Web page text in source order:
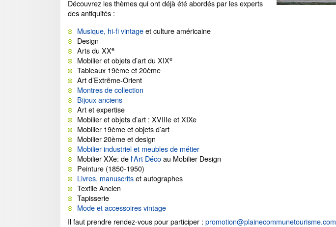
Découvrez les thèmes qui ont déjà été abordés par les experts
des antiquités :
Musique, hi-fi vintageet culture américaine
Design
Arts du XXe
Mobilier et objets d’art du XIXe
Tableaux 19ème et 20ème
Art d’Extrême-Orient
Montres de collection
Bijoux anciens
Art et expertise
Mobilier et objets d’art : XVIIIe et XIXe
Mobilier 19ème et objets d’art
Mobilier 20ème et design
Mobilier industriel et meubles de métier
Mobilier XXe: de l'Art Décoau Mobilier Design
Peinture (1850-1950)
Livres, manuscritset autographes
Textile Ancien
Tapisserie
Mode et accessoires vintage
Il faut prendre rendez-vous pour participer : promotion@plainecommunetourisme.com